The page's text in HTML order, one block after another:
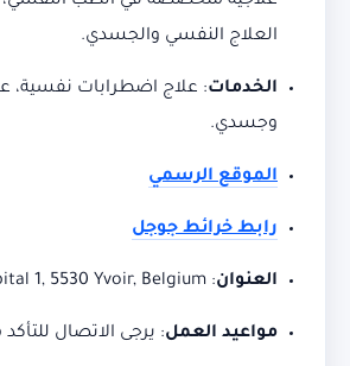
العلاج النفسي والجسدي.
الخدمات: علاج اضطرابات نفسية،
وجسدي.
الموقع الرسمي
رابط خرائط جوجل
العنوان:
1, 5530 Yvoir, Belgium
مواعيد العمل: يرجى الاتصال